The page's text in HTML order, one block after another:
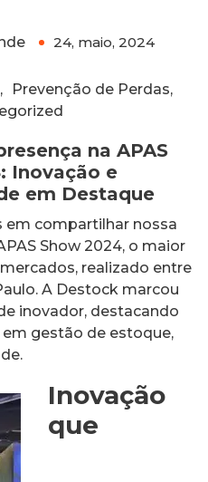
24, maio, 2024
, Prevenção de Perdas,
na APAS
Inovação e
em Destaque
compartilhar nossa
Show 2024, o maior
realizado entre
A Destock marcou
inovador, destacando
gestão de estoque,
Inovação
que